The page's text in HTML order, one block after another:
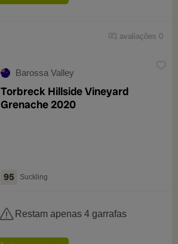
avaliações 0
Barossa Valley
Torbreck Hillside Vineyard
Grenache 2020
95 Suckling
Restam apenas 4 garrafas